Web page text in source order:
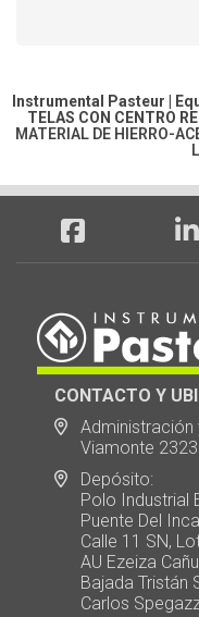
Instrumental Pasteur |
TELAS CON CENTRO
MATERIAL DE HIERRO-
CONTACTO Y
Administración
Viamonte 2323
Depósito:
Polo Industrial
Puente Del Inca
Calle 11 SN,
AU Ezeiza
Bajada Tristán
Carlos